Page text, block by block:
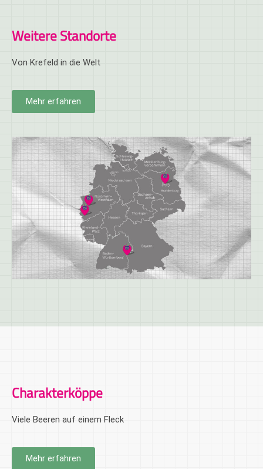
Weitere Standorte
Von Krefeld in die Welt
Mehr erfahren
Charakterköppe
Viele Beeren auf einem Fleck
Mehr erfahren